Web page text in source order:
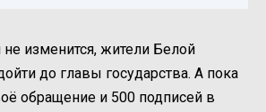
не изменится, жители Белой
до главы государства. А пока
обращение и 500 подписей в